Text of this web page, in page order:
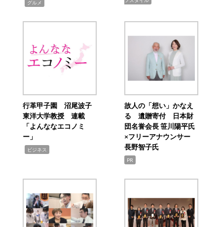
グルメ
行革甲子園 沼尾波子
東洋大学教授 連載
「よんななエコノミ
ー」
ビジネス
故人の「想い」かなえ
る 遺贈寄付 日本財
団名誉会長 笹川陽平氏
×フリーアナウンサー
長野智子氏
PR